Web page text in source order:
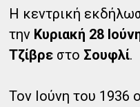
Η κεντρική
την Κυριακή 28
Τζίβρε στοΣουφλί.
Τον Ιούνη του 1936